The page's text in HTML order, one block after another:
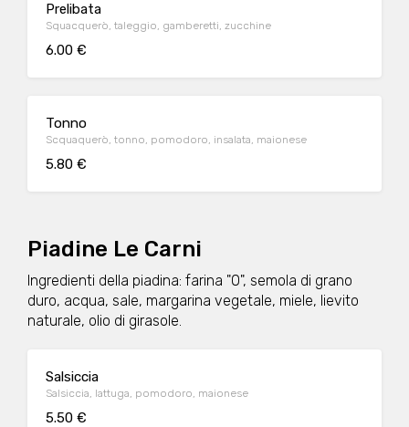
Prelibata
Squacquerò, taleggio, gamberetti, zucchine
6.00 €
Tonno
Scquaquerò, tonno, pomodoro, insalata, maionese
5.80 €
Piadine Le Carni
Ingredienti della piadina: farina "0", semola di grano
duro, acqua, sale, margarina vegetale, miele, lievito
naturale, olio di girasole.
Salsiccia
Salsiccia, lattuga, pomodoro, maionese
5.50 €